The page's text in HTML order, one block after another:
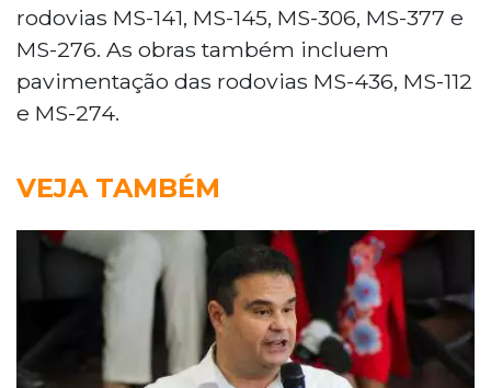
rodovias MS-141, MS-145, MS-306, MS-377 e
MS-276. As obras também incluem
pavimentação das rodovias MS-436, MS-112
e MS-274.
VEJA TAMBÉM